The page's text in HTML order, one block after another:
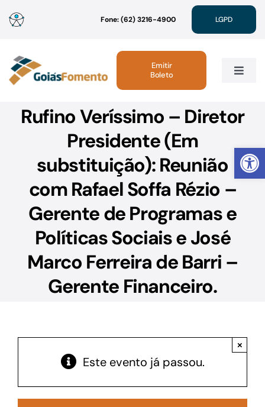
Abrir
para
conteúdo
Fone: (62) 3216-4900 LGPD
Toggle
Institucional
Atendimento
Sustentabilidade
Acesso à Informação
Emitir
Boleto
Rufino Veríssimo – Diretor
Presidente (Em
substituição): Reunião
com Rafael Soffa Rézio –
Gerente de Programas e
Políticas Sociais e José
Marco Ferreira de Barri –
Gerente Financeiro.
Este evento já passou.
×